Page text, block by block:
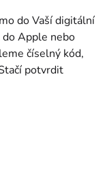
do Vaší digitální
do Apple nebo
číselný kód,
potvrdit